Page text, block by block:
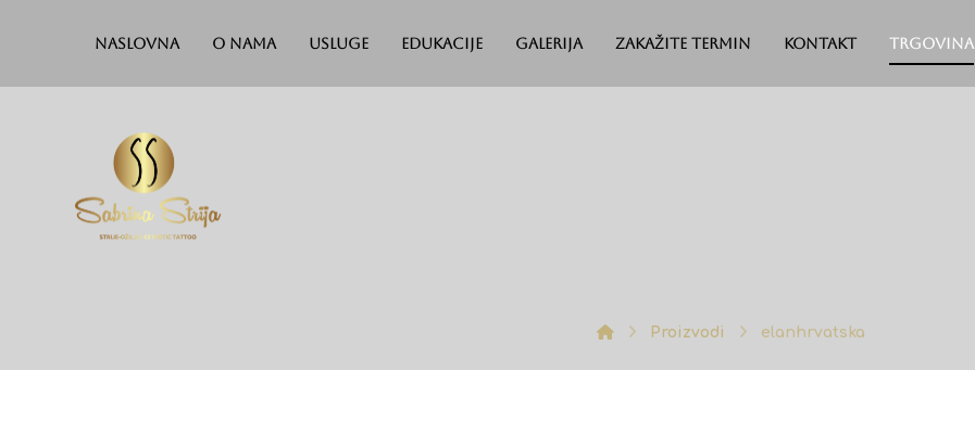
Naslovna O nama Usluge Edukacije Galerija Zakažite termin Kontakt Trgovina
Proizvodi elanhrvatska